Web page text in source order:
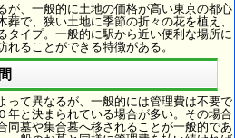
が、一般的に土地の価格が高い東京の都心
で、狭い土地に季節の折々の花を植え、
タイプ。一般的に駅から近い便利な場所に
ることができる特徴がある。
って異なるが、一般的には管理費は不要で
年と決まられている場合が多い。その場合
同墓や集合墓へ移されることが一般的であ